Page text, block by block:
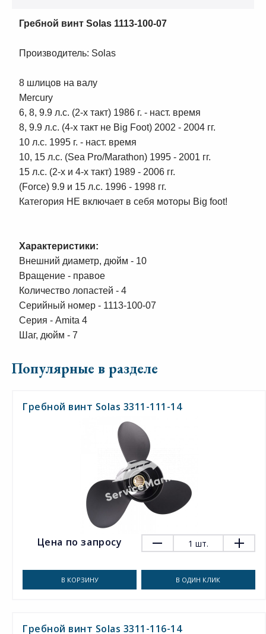
Гребной винт Solas 1113-100-07
Производитель: Solas
8 шлицов на валу
Mercury
6, 8, 9.9 л.с. (2-х такт) 1986 г. - наст. время
8, 9.9 л.с. (4-х такт не Big Foot) 2002 - 2004 гг.
10 л.с. 1995 г. - наст. время
10, 15 л.с. (Sea Pro/Marathon) 1995 - 2001 гг.
15 л.с. (2-х и 4-х такт) 1989 - 2006 гг.
(Force) 9.9 и 15 л.с. 1996 - 1998 гг.
Категория НЕ включает в себя моторы Big foot!
Характеристики:
Внешний диаметр, дюйм - 10
Вращение - правое
Количество лопастей - 4
Серийный номер - 1113-100-07
Серия - Amita 4
Шаг, дюйм - 7
Популярные в разделе
Гребной винт Solas 3311-111-14
Цена по запросу 1 шт.
В КОРЗИНУ В ОДИН КЛИК
Гребной винт Solas 3311-116-14